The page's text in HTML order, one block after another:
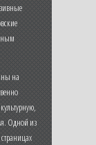
на
Одной из